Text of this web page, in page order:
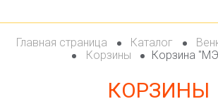
Главная страница Каталог
Корзины
Корзина
КОРЗИНЫ